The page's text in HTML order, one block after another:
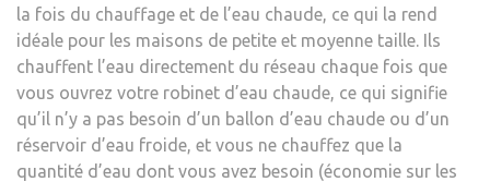
la fois du chauffage et de l’eau chaude, ce qui la rend
idéale pour les maisons de petite et moyenne taille. Ils
chauffent l’eau directement du réseau chaque fois que
vous ouvrez votre robinet d’eau chaude, ce qui signifie
qu’il n’y a pas besoin d’un ballon d’eau chaude ou d’un
réservoir d’eau froide, et vous ne chauffez que la
quantité d’eau dont vous avez besoin (économie sur les